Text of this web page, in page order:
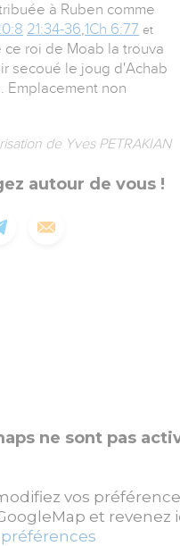
à Ruben comme
21:34-36,1Ch 6:77 et
roi de Moab la trouva
secoué le joug d'Achab
Emplacement non
de Yves PETRAKIAN
autour de vous !
ne sont pas
vos
et revenez